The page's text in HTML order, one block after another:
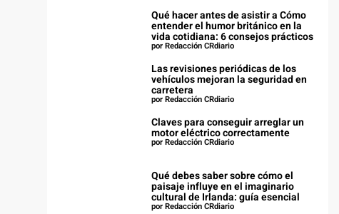
Qué hacer antes de asistir a Cómo
entender el humor británico en la
vida cotidiana: 6 consejos prácticos
por Redacción CRdiario
Las revisiones periódicas de los
vehículos mejoran la seguridad en
carretera
por Redacción CRdiario
Claves para conseguir arreglar un
motor eléctrico correctamente
por Redacción CRdiario
Qué debes saber sobre cómo el
paisaje influye en el imaginario
cultural de Irlanda: guía esencial
por Redacción CRdiario